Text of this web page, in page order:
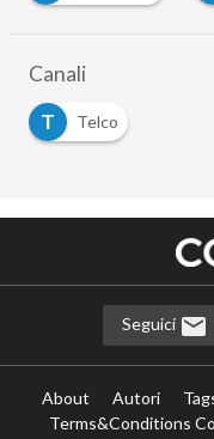
Canali
T
Telco
Seguici
About Autori
Terms&Conditions